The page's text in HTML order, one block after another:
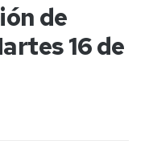
de
16 de